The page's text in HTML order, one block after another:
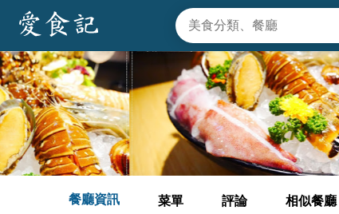
餐廳資訊 菜單 評論 相似餐廳